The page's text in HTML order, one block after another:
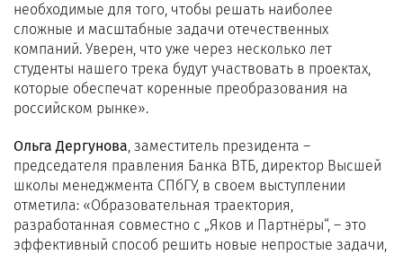
необходимые для того, чтобы решать наиболее
сложные и масштабные задачи отечественных
компаний. Уверен, что уже через несколько лет
студенты нашего трека будут участвовать в проектах,
которые обеспечат коренные преобразования на
российском рынке».
Ольга Дергунова, заместитель президента –
председателя правления Банка ВТБ, директор Высшей
школы менеджмента СПбГУ, в своем выступлении
отметила: «Образовательная траектория,
разработанная совместно с „Яков и Партнёры“, – это
эффективный способ решить новые непростые задачи,